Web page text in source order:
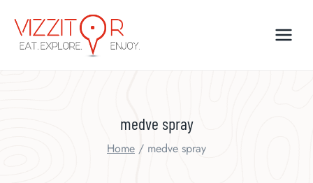
content
medve spray
Home / medve spray